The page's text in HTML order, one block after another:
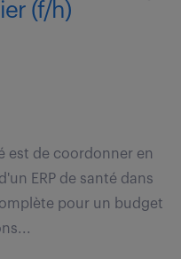
(f/h)
est de coordonner en
ERP de santé dans
pour un budget